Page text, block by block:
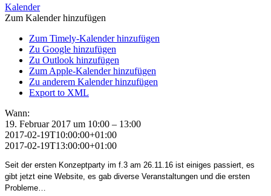
Kalender
Zum Kalender hinzufügen
Zum Timely-Kalender hinzufügen
Zu Google hinzufügen
Zu Outlook hinzufügen
Zum Apple-Kalender hinzufügen
Zu anderem Kalender hinzufügen
Export to XML
Wann:
19. Februar 2017 um 10:00 – 13:00
2017-02-19T10:00:00+01:00
2017-02-19T13:00:00+01:00
Seit der ersten Konzeptparty im f.3 am 26.11.16 ist einiges passiert, es
gibt jetzt eine Website, es gab diverse Veranstaltungen und die ersten
Probleme…